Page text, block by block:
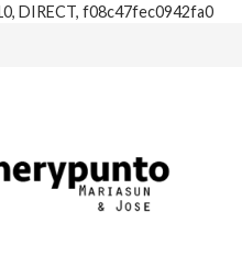
DIRECT, f08c47fec0942fa0